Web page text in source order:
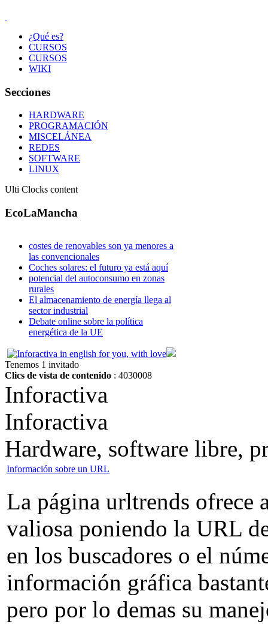
¿Qué es?
CURSOS
CURSOS
WIKI
Secciones
HARDWARE
PROGRAMACIÓN
MISCELÁNEA
REDES
SOFTWARE
LINUX
Ulti Clocks content
EcoLaMancha
costes de renovables son ya menores a
las convencionales
Coches solares: el futuro ya está aquí
potencial del autoconsumo en zonas
rurales
El almacenamiento de energía llega al
sector industrial
Debate online sobre la política
energética de la UE
Tenemos 1 invitado
Clics de vista de contenido : 4030008
Inforactiva
Inforactiva
Hardware, software libre,
Información sobre un URL
La página urltrends ofrece
valiosa poniendo la URL
en los buscadores o el
información gráfica
pero por lo demas su